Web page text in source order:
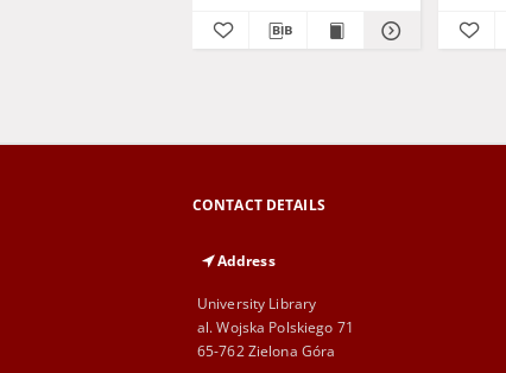
CONTACT DETAILS
Address
University Library
al. Wojska Polskiego 71
65-762 Zielona Góra